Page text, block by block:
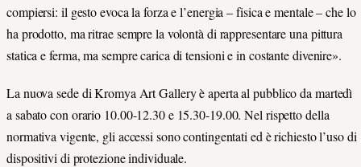
compiersi: il gesto evoca la forza e l’energia – fisica e mentale – che lo
ha prodotto, ma ritrae sempre la volontà di rappresentare una pittura
statica e ferma, ma sempre carica di tensioni e in costante divenire».
La nuova sede di Kromya Art Gallery è aperta al pubblico da martedì
a sabato con orario 10.00-12.30 e 15.30-19.00. Nel rispetto della
normativa vigente, gli accessi sono contingentati ed è richiesto l’uso di
dispositivi di protezione individuale.